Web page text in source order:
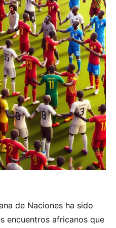
de Naciones ha sido
encuentros africanos que